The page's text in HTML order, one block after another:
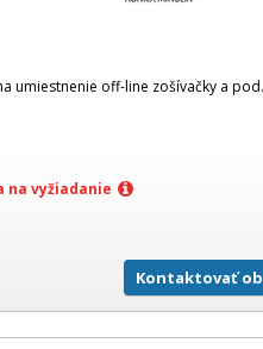
umiestnenie off-line zošívačky a pod.
na vyžiadanie
Kontaktovať